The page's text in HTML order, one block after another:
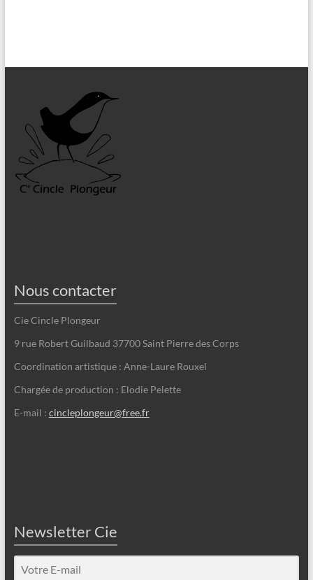
Nous contacter
Cie Cincle Plongeur
9 rue Robert Guilbaud 37700 Saint Pierre des Corps
Coordination artistique : Anne-Laure Rouxel
Chargée de production : Elodie Pelette
E-mail : cincleplongeur@free.fr
Newsletter Cie